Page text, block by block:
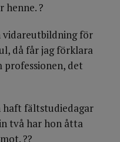
henne. ?
för
då får jag förklara
det
haft fältstudiedagar
två har hon åtta
??